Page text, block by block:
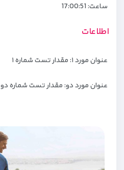
ساعت:17:00:52
اطلاعات
عنوان مورد ۱: مقدار تست شماره ۱
عنوان مورد دو: مقدار تست شماره دو